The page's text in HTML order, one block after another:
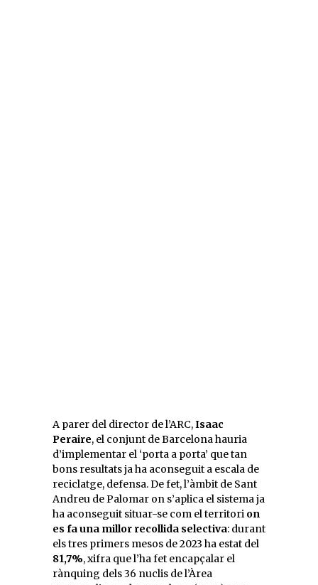
A parer del director de l’ARC,Isaac
Peraire, el conjunt de Barcelona hauria
d’implementar el ‘porta a porta’ que tan
bons resultats ja ha aconseguit a escala de
reciclatge, defensa. De fet, l’àmbit de Sant
Andreu de Palomar on s’aplica el sistema ja
ha aconseguit situar-se com el territori on
es fa una millor recollida selectiva: durant
els tres primers mesos de 2023 ha estat del
81,7%, xifra que l’ha fet encapçalar el
rànquing dels 36 nuclis de l’Àrea